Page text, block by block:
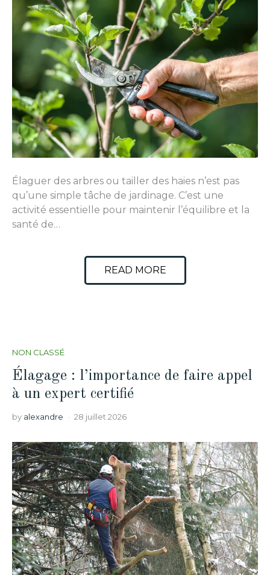
Élaguer des arbres ou tailler des haies n’est pas
qu’une simple tâche de jardinage. C’est une
activité essentielle pour maintenir l’équilibre et la
santé de…
READ MORE
NON CLASSÉ
Élagage : l’importance de faire appel
à un expert certifié
by alexandre 28 juillet 2026